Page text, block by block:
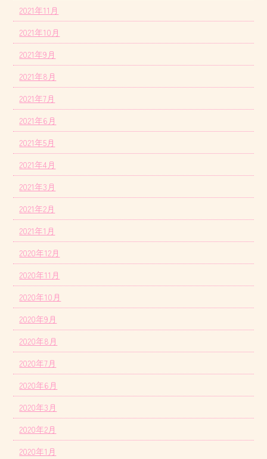
2021年11月
2021年10月
2021年9月
2021年8月
2021年7月
2021年6月
2021年5月
2021年4月
2021年3月
2021年2月
2021年1月
2020年12月
2020年11月
2020年10月
2020年9月
2020年8月
2020年7月
2020年6月
2020年3月
2020年2月
2020年1月